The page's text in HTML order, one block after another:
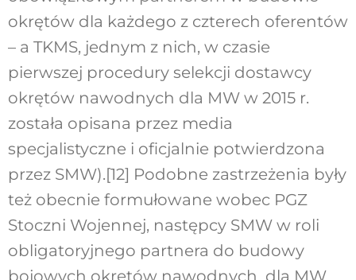
okrętów dla każdego z czterech oferentów
– a TKMS, jednym z nich, w czasie
pierwszej procedury selekcji dostawcy
okrętów nawodnych dla MW w 2015 r.
została opisana przez media
specjalistyczne i oficjalnie potwierdzona
przez SMW).[12] Podobne zastrzeżenia były
też obecnie formułowane wobec PGZ
Stoczni Wojennej, następcy SMW w roli
obligatoryjnego partnera do budowy
bojowych okrętów nawodnych dla MW